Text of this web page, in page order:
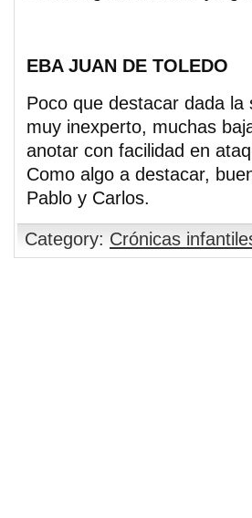
EBA JUAN DE TOLEDO
Poco que destacar dada
muy inexperto, muchas
anotar con facilidad en
Como algo a destacar,
Pablo y Carlos.
Category: Crónicas